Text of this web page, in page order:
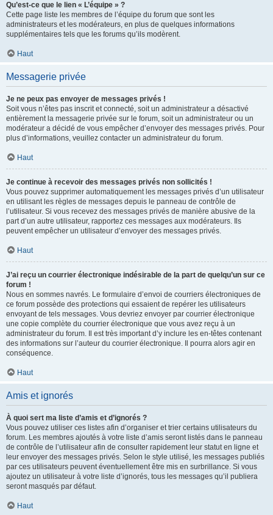
Qu’est-ce que le lien « L’équipe » ?
Cette page liste les membres de l’équipe du forum que sont les
administrateurs et les modérateurs, en plus de quelques informations
supplémentaires tels que les forums qu’ils modèrent.
Haut
Messagerie privée
Je ne peux pas envoyer de messages privés !
Soit vous n’êtes pas inscrit et connecté, soit un administrateur a désactivé
entièrement la messagerie privée sur le forum, soit un administrateur ou un
modérateur a décidé de vous empêcher d’envoyer des messages privés. Pour
plus d’informations, veuillez contacter un administrateur du forum.
Haut
Je continue à recevoir des messages privés non sollicités !
Vous pouvez supprimer automatiquement les messages privés d’un utilisateur
en utilisant les règles de messages depuis le panneau de contrôle de
l’utilisateur. Si vous recevez des messages privés de manière abusive de la
part d’un autre utilisateur, rapportez ces messages aux modérateurs. Ils
peuvent empêcher un utilisateur d’envoyer des messages privés.
Haut
J’ai reçu un courrier électronique indésirable de la part de quelqu’un sur ce
forum !
Nous en sommes navrés. Le formulaire d’envoi de courriers électroniques de
ce forum possède des protections qui essaient de repérer les utilisateurs
envoyant de tels messages. Vous devriez envoyer par courrier électronique
une copie complète du courrier électronique que vous avez reçu à un
administrateur du forum. Il est très important d’y inclure les en-têtes contenant
des informations sur l’auteur du courrier électronique. Il pourra alors agir en
conséquence.
Haut
Amis et ignorés
À quoi sert ma liste d’amis et d’ignorés ?
Vous pouvez utiliser ces listes afin d’organiser et trier certains utilisateurs du
forum. Les membres ajoutés à votre liste d’amis seront listés dans le panneau
de contrôle de l’utilisateur afin de consulter rapidement leur statut en ligne et
leur envoyer des messages privés. Selon le style utilisé, les messages publiés
par ces utilisateurs peuvent éventuellement être mis en surbrillance. Si vous
ajoutez un utilisateur à votre liste d’ignorés, tous les messages qu’il publiera
seront masqués par défaut.
Haut